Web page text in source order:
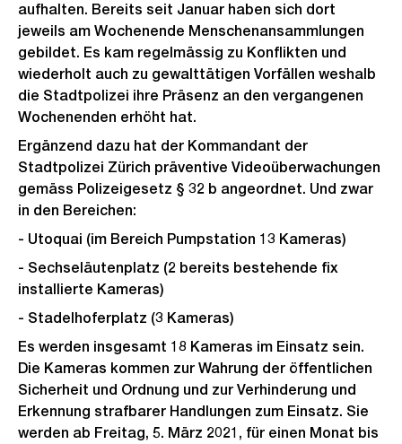
aufhalten. Bereits seit Januar haben sich dort
jeweils am Wochenende Menschenansammlungen
gebildet. Es kam regelmässig zu Konflikten und
wiederholt auch zu gewalttätigen Vorfällen weshalb
die Stadtpolizei ihre Präsenz an den vergangenen
Wochenenden erhöht hat.
Ergänzend dazu hat der Kommandant der
Stadtpolizei Zürich präventive Videoüberwachungen
gemäss Polizeigesetz § 32 b angeordnet. Und zwar
in den Bereichen:
- Utoquai (im Bereich Pumpstation 13 Kameras)
- Sechseläutenplatz (2 bereits bestehende fix
installierte Kameras)
- Stadelhoferplatz (3 Kameras)
Es werden insgesamt 18 Kameras im Einsatz sein.
Die Kameras kommen zur Wahrung der öffentlichen
Sicherheit und Ordnung und zur Verhinderung und
Erkennung strafbarer Handlungen zum Einsatz. Sie
werden ab Freitag, 5. März 2021, für einen Monat bis